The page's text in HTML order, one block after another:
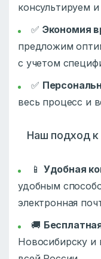
консультируем
✅ Экономия
предложим
с учетом
✅
весь процесс и
Наш подход к
📱 Удобная
удобным
электронная
🚚
Новосибирску и